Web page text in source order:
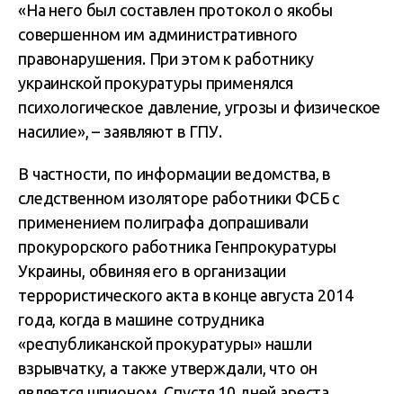
«На него был составлен протокол о якобы
совершенном им административного
правонарушения. При этом к работнику
украинской прокуратуры применялся
психологическое давление, угрозы и физическое
насилие», – заявляют в ГПУ.
В частности, по информации ведомства, в
следственном изоляторе работники ФСБ с
применением полиграфа допрашивали
прокурорского работника Генпрокуратуры
Украины, обвиняя его в организации
террористического акта в конце августа 2014
года, когда в машине сотрудника
«республиканской прокуратуры» нашли
взрывчатку, а также утверждали, что он